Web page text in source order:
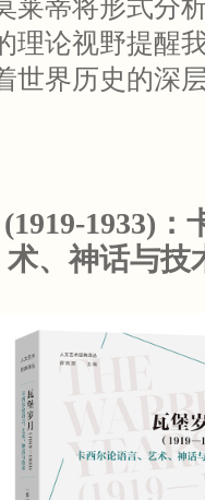
莱蒂将形式分
理论视野提醒
世界历史的深
1933)
术、神话与技